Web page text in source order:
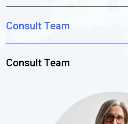
Consult Team
Consult Team